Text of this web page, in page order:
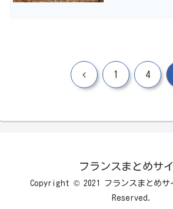
前 1 4
フランスまとめサ
Copyright © 2021 フランスまとめ
Reserved.